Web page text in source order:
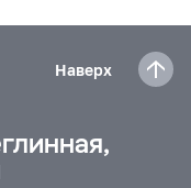
Наверх